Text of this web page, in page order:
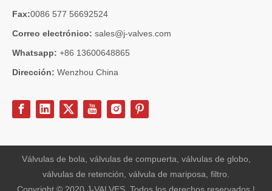
Las válvulas de compuerta son una de las válvulas de
Fax:0086 577 56692524
Correo electrónico: sales@j-valves.com
Whatsapp: +86 13600648865
Dirección: Wenzhou China
Válvulas de bola, válvulas de compuerta, válvulas de globo,
válvulas de retención, válvula de mariposa, filtro.